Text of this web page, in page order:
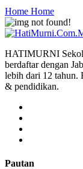
Home Home
HATIMURNI
berdaftar dengan
lebih dari 12 tahun.
& pendidikan.
Pautan